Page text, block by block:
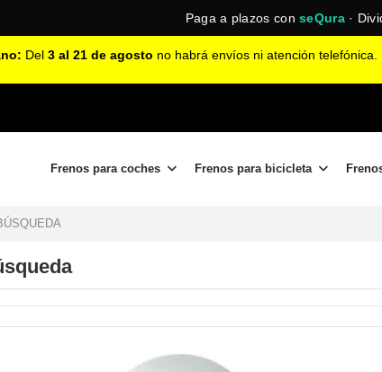
Paga a plazos conseQura·
Del 3 al 21 de agosto no habrá envíos ni atención
Frenos para coches Frenos para bicicleta